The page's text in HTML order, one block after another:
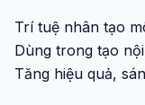
Trí tuệ nhân tạo
Dùng trong tạo
Tăng hiệu quả,